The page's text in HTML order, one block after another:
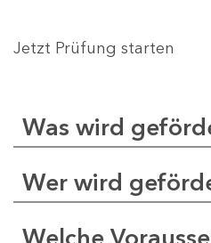
Jetzt Prüfung starten
Was wird
Wer wird
Welche